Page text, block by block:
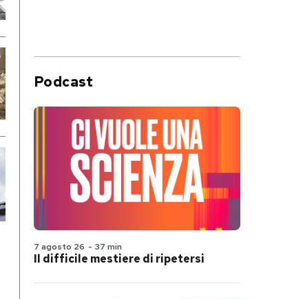
Podcast
7 agosto 26 - 37 min
Il difficile mestiere di ripetersi